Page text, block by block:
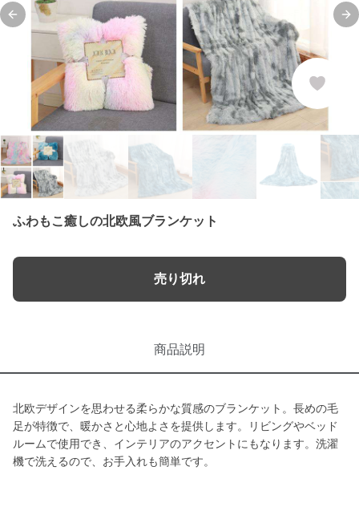
Previous slide
ふわもこ癒しの北欧風ブランケット
売り切れ
商品説明
北欧デザインを思わせる柔らかな質感のブランケット。長めの毛
足が特徴で、暖かさと心地よさを提供します。リビングやベッド
ルームで使用でき、インテリアのアクセントにもなります。洗濯
機で洗えるので、お手入れも簡単です。